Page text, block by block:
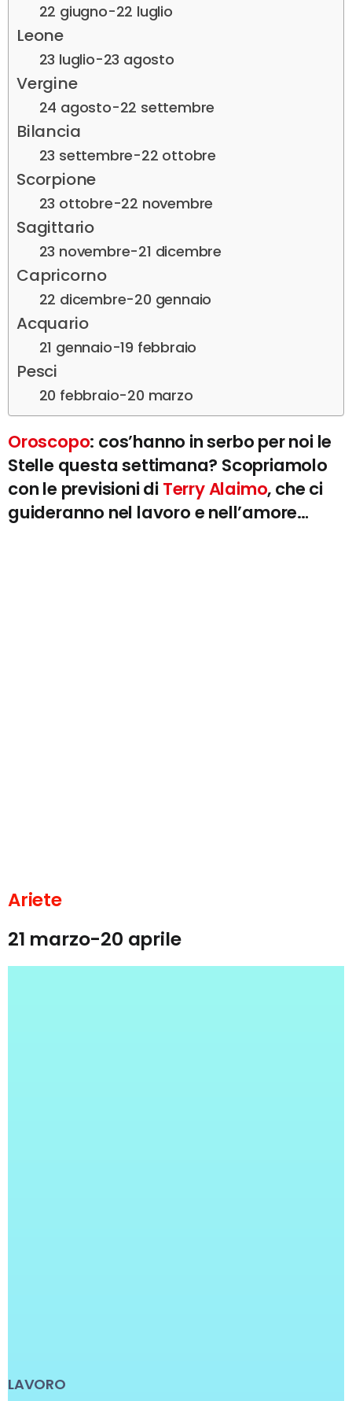
22 giugno-22 luglio
Leone
23 luglio-23 agosto
Vergine
24 agosto-22 settembre
Bilancia
23 settembre-22 ottobre
Scorpione
23 ottobre-22 novembre
Sagittario
23 novembre-21 dicembre
Capricorno
22 dicembre-20 gennaio
Acquario
21 gennaio-19 febbraio
Pesci
20 febbraio-20 marzo
Oroscopo: cos’hanno in serbo per noi le
Stelle questa settimana? Scopriamolo
con le previsioni di Terry Alaimo, che ci
guideranno nel lavoro e nell’amore…
Ariete
21 marzo-20 aprile
LAVORO